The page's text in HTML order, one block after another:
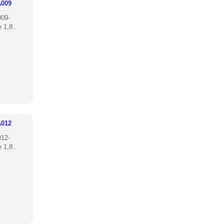
1,8..
1,8..